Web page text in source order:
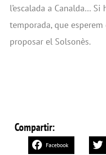
l’escalada a Canalda…
temporada, que
proposar el Solsonès.
Compartir:
Facebook